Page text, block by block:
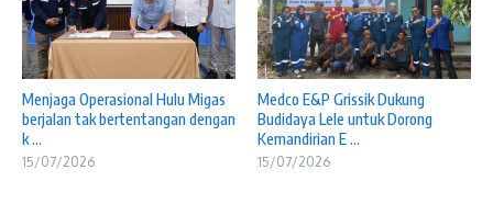
Menjaga Operasional Hulu Migas
berjalan tak bertentangan dengan
k ...
15/07/2026
Medco E&P Grissik Dukung
Budidaya Lele untuk Dorong
Kemandirian E ...
15/07/2026